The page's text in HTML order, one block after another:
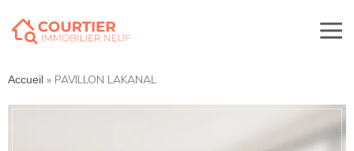
Accueil » PAVILLON LAKANAL